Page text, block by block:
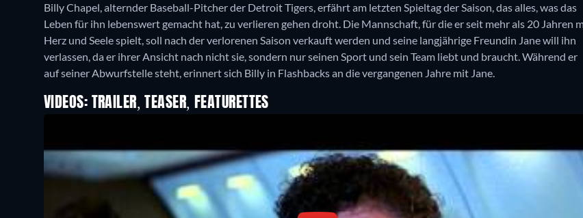
Billy Chapel, alternder Baseball-Pitcher der Detroit Tigers, erfährt am letzten Spieltag der Saison, das alles, was das
Leben für ihn lebenswert gemacht hat, zu verlieren gehen droht. Die Mannschaft, für die er seit mehr als 20 Jahren
Herz und Seele spielt, soll nach der verlorenen Saison verkauft werden und seine langjährige Freundin Jane will ihn
verlassen, da er ihrer Ansicht nach nicht sie, sondern nur seinen Sport und sein Team liebt und braucht. Während er
auf seiner Abwurfstelle steht, erinnert sich Billy in Flashbacks an die vergangenen Jahre mit Jane.
VIDEOS: TRAILER, TEASER, FEATURETTES